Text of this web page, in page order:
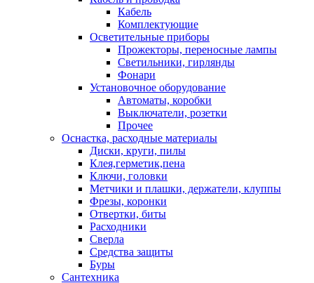
Кабель
Комплектующие
Осветительные приборы
Прожекторы, переносные лампы
Светильники, гирлянды
Фонари
Установочное оборудование
Автоматы, коробки
Выключатели, розетки
Прочее
Оснастка, расходные материалы
Диски, круги, пилы
Клея,герметик,пена
Ключи, головки
Метчики и плашки, держатели, клуппы
Фрезы, коронки
Отвертки, биты
Расходники
Сверла
Средства защиты
Буры
Сантехника